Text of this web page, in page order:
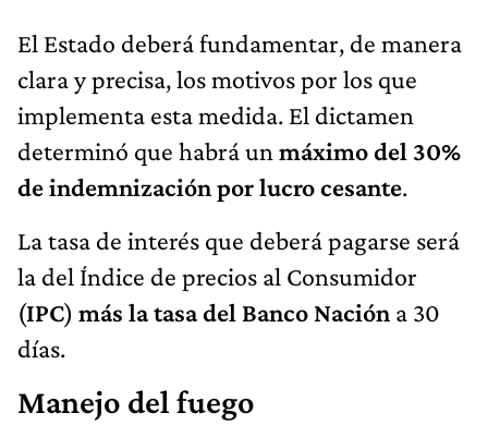
El Estado deberá fundamentar, de manera
clara y precisa, los motivos por los que
implementa esta medida. El dictamen
determinó que habrá un máximo del 30%
de indemnización por lucro cesante.
La tasa de interés que deberá pagarse será
la del Índice de precios al Consumidor
(IPC) más la tasa del Banco Nación a 30
días.
Manejo del fuego